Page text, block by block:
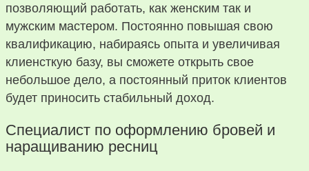
позволяющий работать, как женским так и
мужским мастером. Постоянно повышая свою
квалификацию, набираясь опыта и увеличивая
клиенсткую базу, вы сможете открыть свое
небольшое дело, а постоянный приток клиентов
будет приносить стабильный доход.
Специалист по оформлению бровей и
наращиванию ресниц